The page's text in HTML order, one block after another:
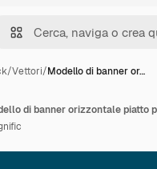
/Vettori/Modello di banner or…